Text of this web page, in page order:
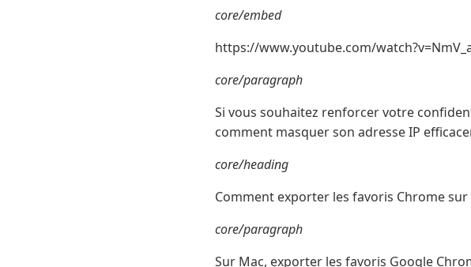
core/embed
https://www.youtube.com/
core/paragraph
Si vous souhaitez renforcer votre
comment masquer son adresse IP
core/heading
Comment exporter les favoris Chrome sur
core/paragraph
Sur Mac, exporter les favoris Google